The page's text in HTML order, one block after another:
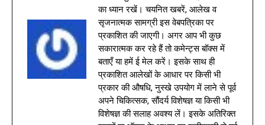
का ध्यान रखें। चयनित खबरें, आलेख व
सृजनात्मक सामग्री इस वेबपत्रिका पर
प्रकाशित की जाएगी। अगर आप भी कुछ
सकारात्मक कर रहे हैं तो कमेन्ट्स बॉक्स में
बताएँ या हमें ई मेल करें। इसके साथ ही
प्रकाशित आलेखों के आधार पर किसी भी
प्रकार की औषधि, नुस्खे उपयोग में लाने से पूर्व
अपने चिकित्सक, सौंदर्य विशेषज्ञ या किसी भी
विशेषज्ञ की सलाह अवश्य लें। इसके अतिरिक्त